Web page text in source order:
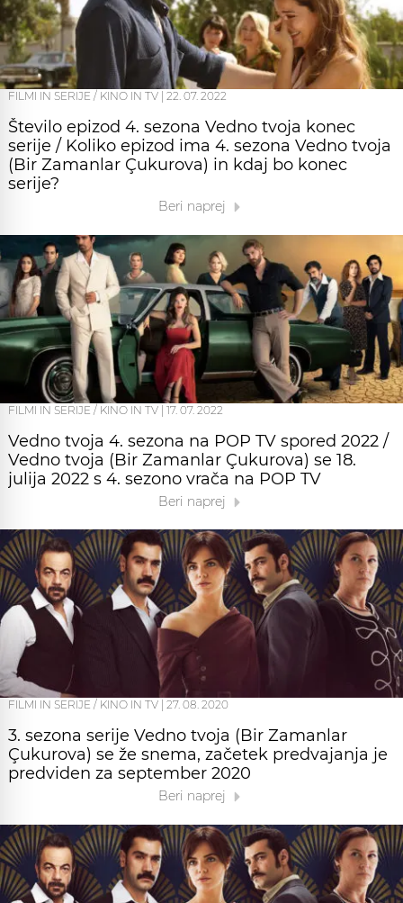
FILMI IN SERIJE / KINO IN TV 22. 07. 2022
Število epizod 4. sezona Vedno tvoja konec
serije / Koliko epizod ima 4. sezona Vedno tvoja
(Bir Zamanlar Çukurova) in kdaj bo konec
serije?
Beri naprej
FILMI IN SERIJE / KINO IN TV | 17. 07. 2022
Vedno tvoja 4. sezona na POP TV spored 2022 /
Vedno tvoja (Bir Zamanlar Çukurova) se 18.
julija 2022 s 4. sezono vrača na POP TV
Beri naprej
FILMI IN SERIJE / KINO IN TV 27. 08. 2020
3. sezona serije Vedno tvoja (Bir Zamanlar
Çukurova) se že snema, začetek predvajanja je
predviden za september 2020
Beri naprej